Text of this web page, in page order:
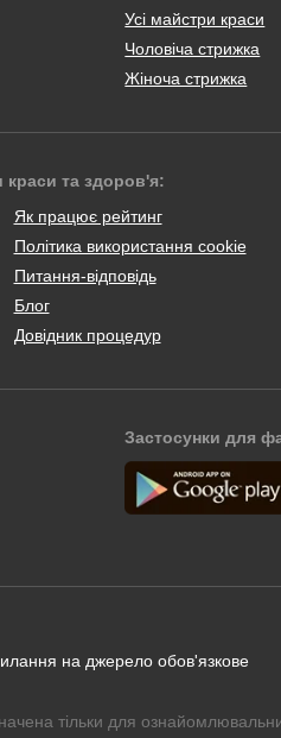
Усі майстри краси
Чоловіча стрижка
Жіноча стрижка
краси та здоров'я:
Як працює рейтинг
Політика використання cookie
Питання-відповідь
Блог
Довідник процедур
Застосунки для
на джерело обов'язкове
тільки для